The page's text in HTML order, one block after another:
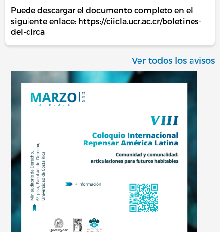
Puede descargar el documento completo en el
siguiente enlace: https://ciicla.ucr.ac.cr/boletines-
del-circa
Ver todos los avisos